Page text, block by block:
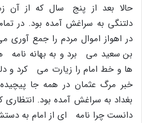
حالا بعد از پنج سال که از
دلتنگى به سراغش آمده بود. در
در اهواز اموال مردم را جمع آورى
بن سعید مى برد و به بهانه نامه
ها و خط امام را زیارت مى کرد و
خبر مرگ عثمان در همه جا
بغداد به سراغش آمده بود.
دانست چرا نامه اى از امام به